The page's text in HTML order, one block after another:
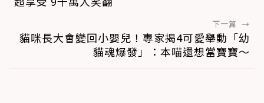
下一篇 →
貓咪長大會變回小嬰兒！專家揭4可愛舉動「幼
貓魂爆發」：本喵還想當寶寶～